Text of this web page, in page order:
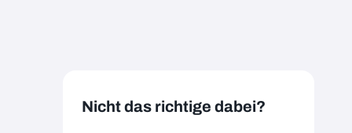
Nicht das richtige dabei?